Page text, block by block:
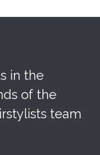
in the
of the
team